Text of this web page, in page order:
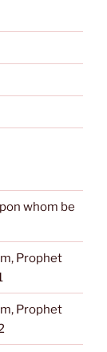
whom be
Prophet
Prophet